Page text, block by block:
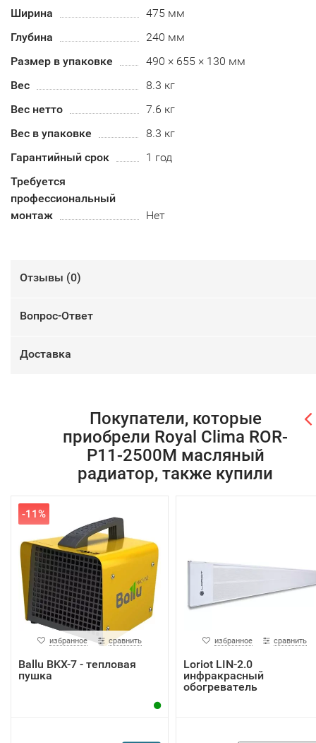
Ширина
475 мм
Глубина
240 мм
Размер в упаковке
490 × 655 × 130 мм
Вес
8.3 кг
Вес нетто
7.6 кг
Вес в упаковке
8.3 кг
Гарантийный срок
1 год
Требуется
профессиональный
монтаж
Нет
Отзывы (0)
Вопрос-Ответ
Доставка
Покупатели, которые
приобрели Royal Clima ROR-
P11-2500M масляный
радиатор, также купили
-11%
избранное сравнить
Ballu BKX-7 - тепловая
пушка
избранное сравнить
Loriot LIN-2.0
инфракрасный
обогреватель